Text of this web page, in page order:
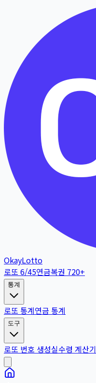
OkayLotto
로또 6/45연금복권 720+
통계
로또 통계연금 통계
도구
로또 번호 생성실수령 계산기